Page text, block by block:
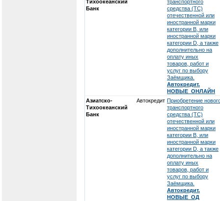
Тихоокеанский
Банк
транспортного
средства (ТС)
отечественной или
иностранной марки
категории В, или
иностранной марки
категории D, а также
дополнительно на
оплату иных
товаров, работ и
услуг по выбору
Заёмщика.
Автокредит.
НОВЫЕ_ОНЛАЙН
Азиатско-
Тихоокеанский
Банк
Автокредит Приобретение
транспортного
средства (ТС)
отечественной или
иностранной марки
категории В, или
иностранной марки
категории D, а также
дополнительно на
оплату иных
товаров, работ и
услуг по выбору
Заёмщика.
Автокредит.
НОВЫЕ_ОД